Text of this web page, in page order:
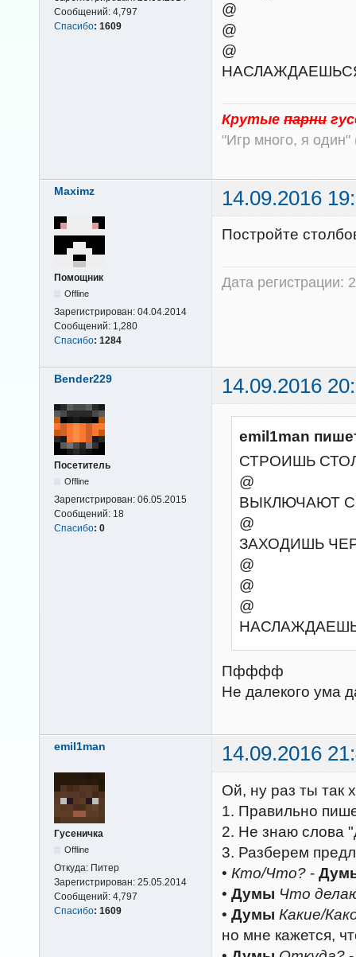
Сообщений: 4,797
Спасибо: 1609
@
@
@
Крутые парни
"Игр много, я один"
Maximz 14.09.2016
Помощник
Offline
Зарегистрирован: 04.04.2014
Сообщений: 1,280
Спасибо: 1284
Постройте
Дата регистрации:
Bender229 14.09.2016
Посетитель
Offline
Зарегистрирован: 06.05.2015
Сообщений: 18
Спасибо: 0
emil1man
СТРОИШЬ
@
ВЫКЛЮЧАЮТ
@
ЗАХОДИШЬ
@
@
@
Пфффф
Не далекого ума
emil1man 14.09.2016
Гусеничка
Offline
Откуда: Питер
Зарегистрирован: 25.05.2014
Сообщений: 4,797
Спасибо: 1609
Ой, ну раз ты так
1. Правильно
2. Не знаю слова
3. Разберем
• Кто/Что? -
• Думы Что
• Думы Какие/
но мне кажется,